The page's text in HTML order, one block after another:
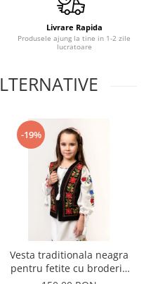
Livrare Rapida
Produsele ajung la tine in 1-2 zile
lucratoare
-19%
Vesta traditionala neagra
pentru fetite cu broderie